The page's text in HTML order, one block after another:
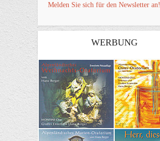
Melden Sie sich für den Newsletter an!
WERBUNG